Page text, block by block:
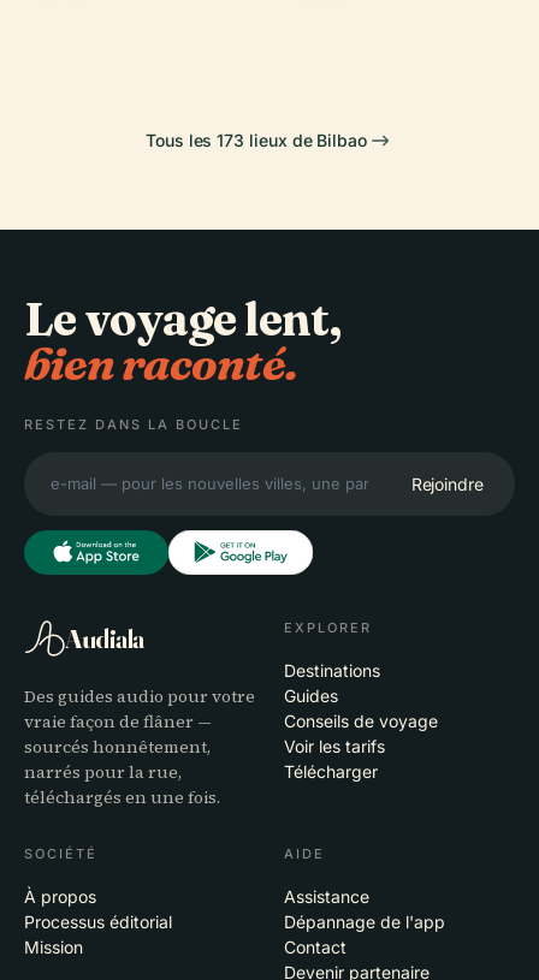
Tous les 173 lieux de Bilbao
Le voyage lent,
bien raconté.
RESTEZ DANS LA BOUCLE
Rejoindre
Audiala
Des guides audio pour votre
vraie façon de flâner —
sourcés honnêtement,
narrés pour la rue,
téléchargés en une fois.
EXPLORER
Destinations
Guides
Conseils de voyage
Voir les tarifs
Télécharger
SOCIÉTÉ
À propos
Processus éditorial
Mission
AIDE
Assistance
Dépannage de l'app
Contact
Devenir partenaire